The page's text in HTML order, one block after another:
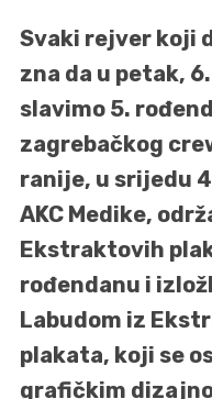
Svaki rejver koji
zna da u petak,
slavimo 5.
zagrebačkog
ranije, u srijedu
AKC Medike,
Ekstraktovih
rođendanu i
Labudom iz
plakata, koji se
grafičkim